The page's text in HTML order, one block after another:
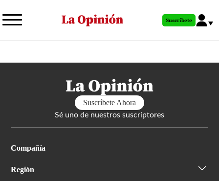
al
principal
Suscríbete
Suscríbete Ahora
Sé uno de nuestros suscriptores
Compañía
Región